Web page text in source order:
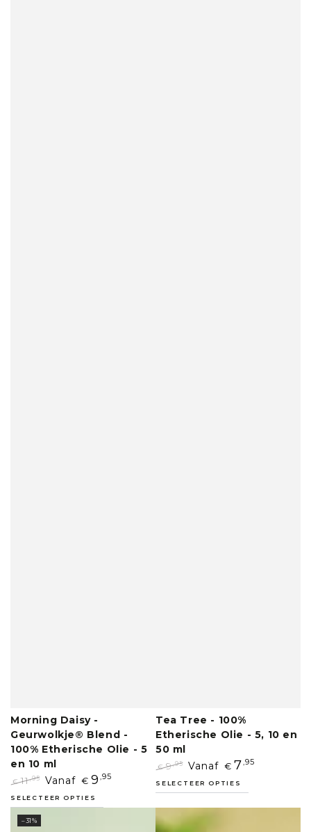
Morning Daisy -
Geurwolkje® Blend -
100% Etherische Olie - 5
en 10 ml
Normale
prijs
€ 11,95
Aanbiedingsprijs
Vanaf € 9 ,95
SELECTEER OPTIES
Tea Tree - 100%
Etherische Olie - 5, 10 en
50 ml
Normale
prijs
€ 9,95
Aanbiedingsprijs
Vanaf € 7,95
SELECTEER OPTIES
–31%